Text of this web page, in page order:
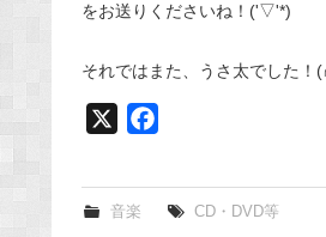
をお送りくださいね！('▽'*)
それではまた、うさ太でした
e
音楽 CD・DVD等